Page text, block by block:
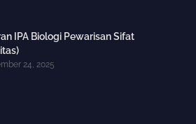
IPA Biologi Pewarisan Sifat
24, 2025